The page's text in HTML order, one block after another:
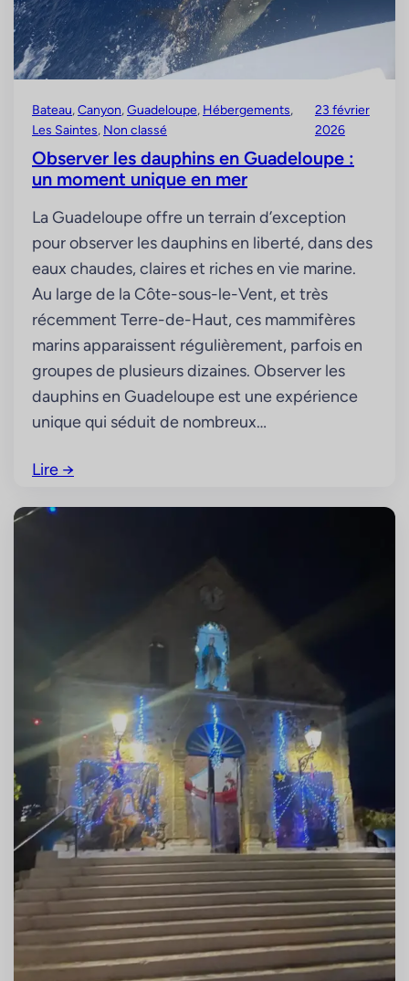
Bateau, Canyon, Guadeloupe, Hébergements
Les Saintes, Non classé
23 février
2026
Observer les dauphins en Guadeloupe :
un moment unique en mer
La Guadeloupe offre un terrain d’exception
pour observer les dauphins en liberté, dans des
eaux chaudes, claires et riches en vie marine.
Au large de la Côte-sous-le-Vent, et très
récemment Terre-de-Haut, ces mammifères
marins apparaissent régulièrement, parfois en
groupes de plusieurs dizaines. Observer les
dauphins en Guadeloupe est une expérience
unique qui séduit de nombreux…
Lire →